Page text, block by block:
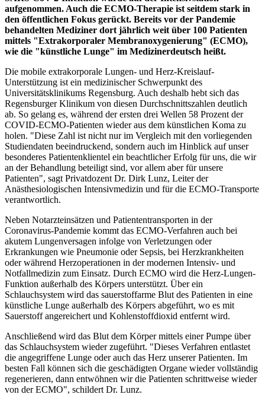
aufgenommen. Auch die ECMO-Therapie ist seitdem stark in
den öffentlichen Fokus gerückt. Bereits vor der Pandemie
behandelten Mediziner dort jährlich weit über 100 Patienten
mittels "Extrakorporaler Membranoxygenierung" (ECMO),
wie die "künstliche Lunge" im Medizinerdeutsch heißt.
Die mobile extrakorporale Lungen- und Herz-Kreislauf-
Unterstützung ist ein medizinischer Schwerpunkt des
Universitätsklinikums Regensburg. Auch deshalb hebt sich das
Regensburger Klinikum von diesen Durchschnittszahlen deutlich
ab. So gelang es, während der ersten drei Wellen 58 Prozent der
COVID-ECMO-Patienten wieder aus dem künstlichen Koma zu
holen. "Diese Zahl ist nicht nur im Vergleich mit den vorliegenden
Studiendaten beeindruckend, sondern auch im Hinblick auf unser
besonderes Patientenklientel ein beachtlicher Erfolg für uns, die wir
an der Behandlung beteiligt sind, vor allem aber für unsere
Patienten", sagt Privatdozent Dr. Dirk Lunz, Leiter der
Anästhesiologischen Intensivmedizin und für die ECMO-Transporte
verantwortlich.
Neben Notarzteinsätzen und Patiententransporten in der
Coronavirus-Pandemie kommt das ECMO-Verfahren auch bei
akutem Lungenversagen infolge von Verletzungen oder
Erkrankungen wie Pneumonie oder Sepsis, bei Herzkrankheiten
oder während Herzoperationen in der modernen Intensiv- und
Notfallmedizin zum Einsatz. Durch ECMO wird die Herz-Lungen-
Funktion außerhalb des Körpers unterstützt. Über ein
Schlauchsystem wird das sauerstoffarme Blut des Patienten in eine
künstliche Lunge außerhalb des Körpers abgeführt, wo es mit
Sauerstoff angereichert und Kohlenstoffdioxid entfernt wird.
Anschließend wird das Blut dem Körper mittels einer Pumpe über
das Schlauchsystem wieder zugeführt. "Dieses Verfahren entlastet
die angegriffene Lunge oder auch das Herz unserer Patienten. Im
besten Fall können sich die geschädigten Organe wieder vollständig
regenerieren, dann entwöhnen wir die Patienten schrittweise wieder
von der ECMO", schildert Dr. Lunz.